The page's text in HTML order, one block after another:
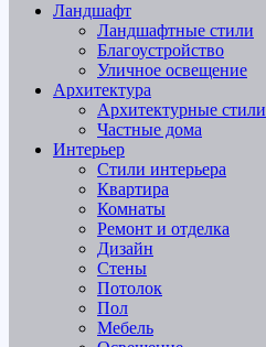
Ландшафт
Ландшафтные стили
Благоустройство
Уличное освещение
Архитектура
Архитектурные стили
Частные дома
Интерьер
Стили интерьера
Квартира
Комнаты
Ремонт и отделка
Дизайн
Стены
Потолок
Пол
Мебель